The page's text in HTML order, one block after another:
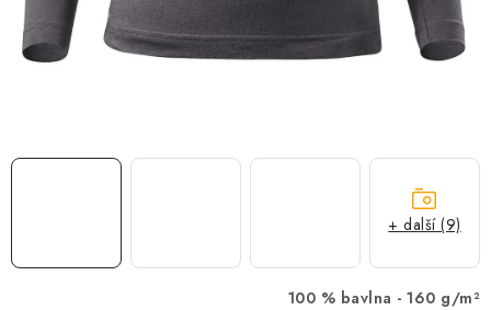
O nás Časté otázky
Doprava a platba
100 % bavlna - 160 g/m²
+ další (9)